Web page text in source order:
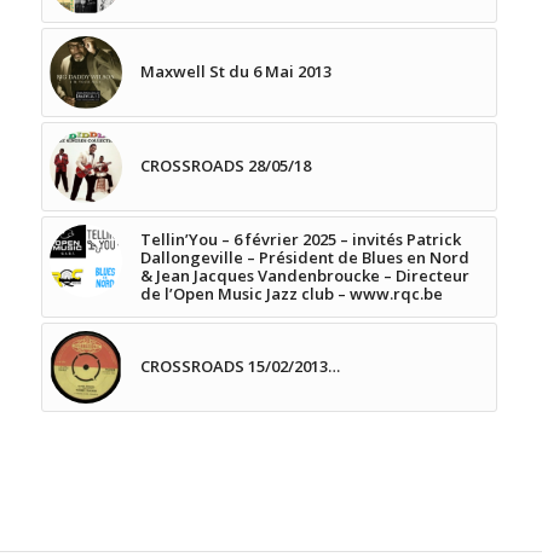
Maxwell St du 6 Mai 2013
CROSSROADS 28/05/18
Tellin’You – 6 février 2025 – invités Patrick
Dallongeville – Président de Blues en Nord
& Jean Jacques Vandenbroucke – Directeur
de l’Open Music Jazz club – www.rqc.be
CROSSROADS 15/02/2013…